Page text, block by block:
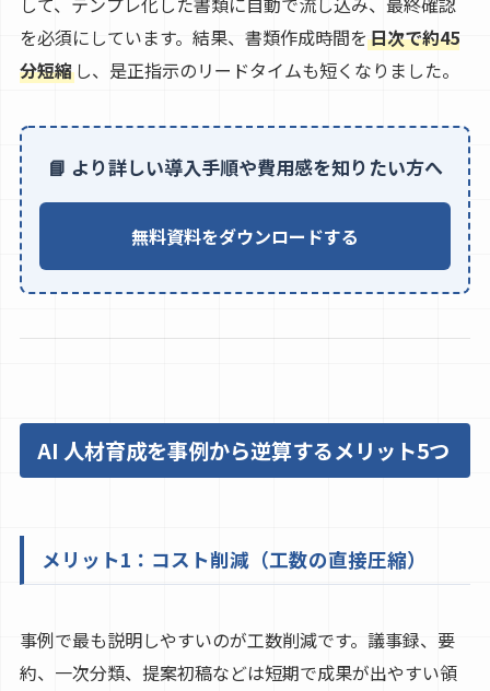
を必須にしています。結果、書類作成時間を日次で約45
分短縮し、是正指示のリードタイムも短くなりました。
📘 より詳しい導入手順や費用感を知りたい方へ
無料資料をダウンロードする
AI 人材育成を事例から逆算するメリット5つ
メリット1：コスト削減（工数の直接圧縮）
事例で最も説明しやすいのが工数削減です。議事録、要
約、一次分類、提案初稿などは短期で成果が出やすい領